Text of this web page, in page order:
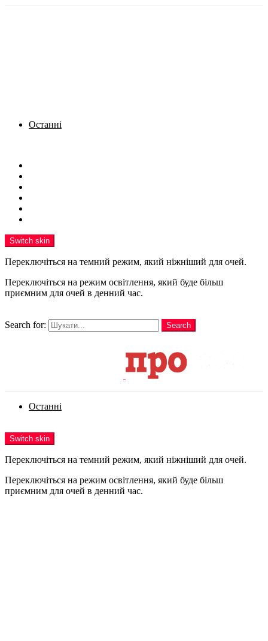
Останні
Switch skin
Переключіться на темний режим, який ніжніший для очей.
Переключіться на режим освітлення, який буде більш
приємним для очей в денний час.
Search for:
Search
Останні
Switch skin
Переключіться на темний режим, який ніжніший для очей.
Переключіться на режим освітлення, який буде більш
приємним для очей в денний час.